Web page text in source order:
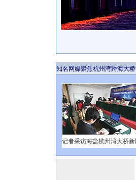
知名网媒聚焦杭州湾跨海大桥
记者采访海盐杭州湾大桥新区